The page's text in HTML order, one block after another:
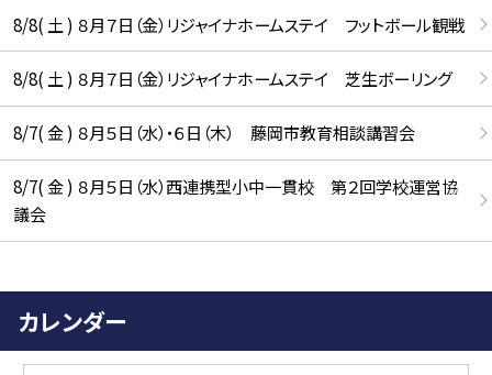
8/8( 土 ) ８月７日（金）リジャイナホームステイ フットボール観戦
8/8( 土 ) ８月７日（金）リジャイナホームステイ 芝生ボーリング
8/7( 金 ) ８月５日（水）・６日（木） 藤岡市教育相談講習会
8/7( 金 ) ８月５日（水）西連携型小中一貫校 第２回学校運営協
議会
カレンダー